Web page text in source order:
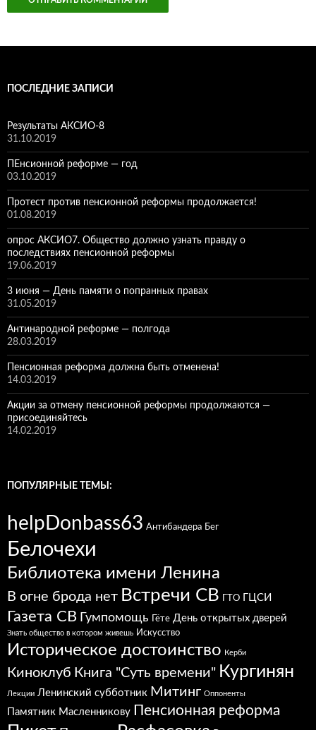
ПОСЛЕДНИЕ ЗАПИСИ
Результаты АКСИО-8
31.10.2019
ПЕнсионной реформе — год
03.10.2019
Протест против пенсионной реформы продолжается!
01.08.2019
опрос АКСИО7. Общество должно узнать правду о
последствиях пенсионной реформы
19.06.2019
3 июня — День памяти о попранных правах
31.05.2019
Антинародной реформе — полгода
28.03.2019
Пенсионная реформа должна быть отменена!
14.03.2019
Акции за отмену пенсионной реформы продолжаются —
присоединяйтесь
14.02.2019
ПОПУЛЯРНЫЕ ТЕМЫ:
helpDonbass63 Антибандера Бег
Белочехи
Библиотека имени Ленина
В огне брода нет Встречи СВ ГТО ГЦСИ
Газета СВ Гумпомощь Гёте День открытых дверей
Знать общество в котором живешь Искусство
Историческое достоинство Керби
Киноклуб Книга "Суть времени" Кургинян
Лекции Ленинский субботник Митинг Оппоненты
Памятник Масленникову Пенсионная реформа